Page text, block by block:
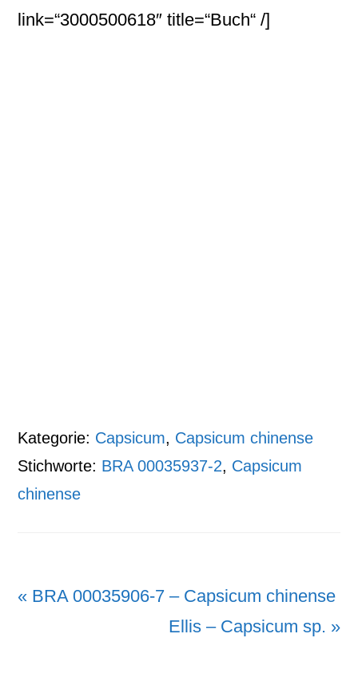
link=“3000500618″ title=“Buch“ /]
Kategorie: Capsicum, Capsicum chinense
Stichworte: BRA 00035937-2, Capsicum
chinense
Vorheriger
« BRA 00035906-7 – Capsicum chinense
Nächster
Ellis – Capsicum sp. »